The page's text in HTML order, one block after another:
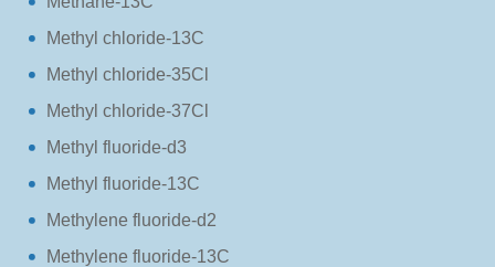
Methyl chloride-13C
Methyl chloride-35Cl
Methyl chloride-37Cl
Methyl fluoride-d3
Methyl fluoride-13C
Methylene fluoride-d2
Methylene fluoride-13C